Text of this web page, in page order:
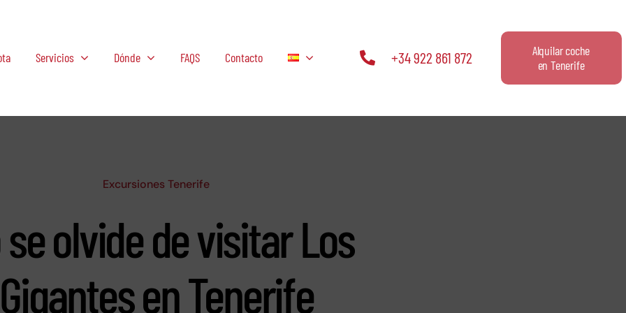
Servicios Dónde FAQS Contacto +34 922 861 872
Alquilar coche
en Tenerife
Excursiones Tenerife
se olvide de visitar Los
Gigantes en Tenerife